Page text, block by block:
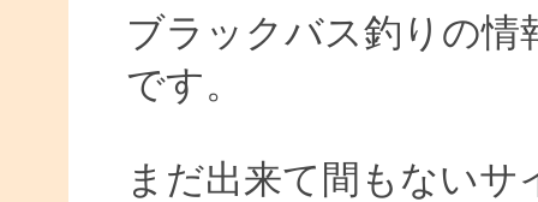
ブラックバス釣りの情
です。
まだ出来て間もないサ